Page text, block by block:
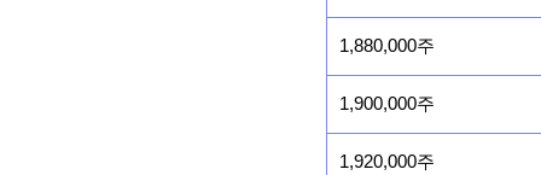
1,880,000주
1,900,000주
1,920,000주